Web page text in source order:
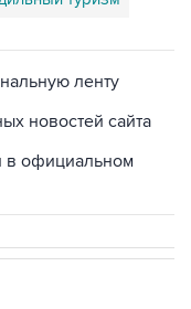
новостей сайта
в официальном